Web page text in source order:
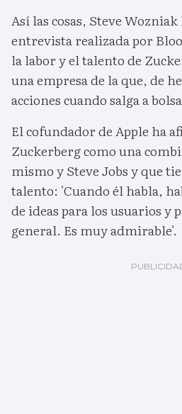
Así las cosas, Steve
entrevista realizada por
la labor y el talento de
una empresa de la que, de
acciones cuando salga a
El cofundador de Apple ha
Zuckerberg como una
mismo y Steve Jobs y que
talento: 'Cuando él habla,
de ideas para los usuarios y
general. Es muy admirable'.